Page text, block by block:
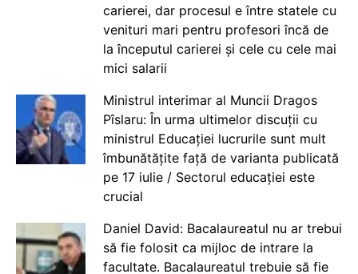
carierei, dar procesul e între statele cu
venituri mari pentru profesori încă de
la începutul carierei și cele cu cele mai
mici salarii
Ministrul interimar al Muncii Dragos
Pîslaru: În urma ultimelor discuții cu
ministrul Educației lucrurile sunt mult
îmbunătățite față de varianta publicată
pe 17 iulie / Sectorul educației este
crucial
Daniel David: Bacalaureatul nu ar trebui
să fie folosit ca mijloc de intrare la
facultate. Bacalaureatul trebuie să fie